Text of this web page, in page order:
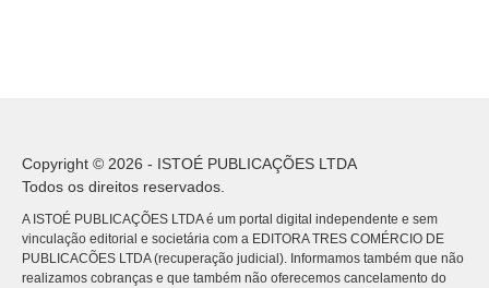
Copyright © 2026 - ISTOÉ PUBLICAÇÕES LTDA
Todos os direitos reservados.
A ISTOÉ PUBLICAÇÕES LTDA é um portal digital independente e sem
vinculação editorial e societária com a EDITORA TRES COMÉRCIO DE
PUBLICACÕES LTDA (recuperação judicial). Informamos também que não
realizamos cobranças e que também não oferecemos cancelamento do